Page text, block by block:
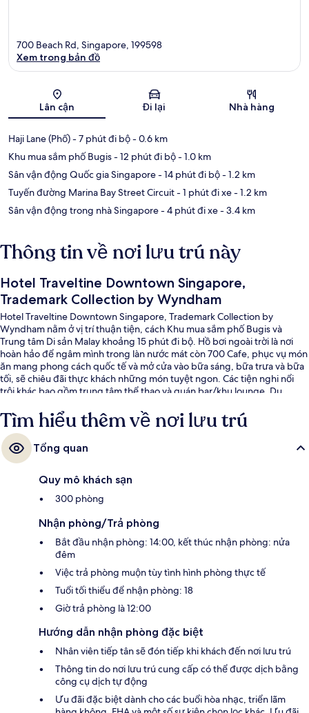
Bản đồ
700 Beach Rd, Singapore, 199598
Xem trong bản đồ
Lân cận Đi lại Nhà hàng
Haji Lane (Phố)- 7 phút đi bộ- 0.6 km
Khu mua sắm phố Bugis- 12 phút đi bộ- 1.0 km
Sân vận động Quốc gia Singapore- 14 phút đi bộ- 1.2 km
Tuyến đường Marina Bay Street Circuit- 1 phút đi xe- 1.2 km
Sân vận động trong nhà Singapore- 4 phút đi xe- 3.4 km
Thông tin về nơi lưu trú này
Hotel Traveltine Downtown Singapore,
Trademark Collection by Wyndham
Hotel Traveltine Downtown Singapore, Trademark Collection by
Wyndham nằm ở vị trí thuận tiện, cách Khu mua sắm phố Bugis và
Trung tâm Di sản Malay khoảng 15 phút đi bộ. Hồ bơi ngoài trời là nơi
hoàn hảo để ngâm mình trong làn nước mát còn 700 Cafe, phục vụ món
ăn mang phong cách quốc tế và mở cửa vào bữa sáng, bữa trưa và bữa
tối, sẽ chiêu đãi thực khách những món tuyệt ngon. Các tiện nghi nổi
trội khác bao gồm trung tâm thể thao và quán bar/khu lounge. Du
chỉ cách một quãng đi bộ ngắn: cách Ga Nicoll Highway 6 phút và Ga
Lavender 11 phút.
Tìm hiểu thêm về nơi lưu trú
Tổng quan
Quy mô khách sạn
300 phòng
Nhận phòng/Trả phòng
Bắt đầu nhận phòng: 14:00, kết thúc nhận phòng: nửa
đêm
Việc trả phòng muộn tùy tình hình phòng thực tế
Tuổi tối thiểu để nhận phòng: 18
Giờ trả phòng là 12:00
Hướng dẫn nhận phòng đặc biệt
Nhân viên tiếp tân sẽ đón tiếp khi khách đến nơi lưu trú
Thông tin do nơi lưu trú cung cấp có thể được dịch bằng
công cụ dịch tự động
Ưu đãi đặc biệt dành cho các buổi hòa nhạc, triển lãm